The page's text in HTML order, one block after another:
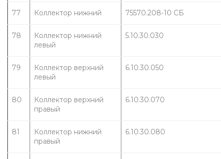
77 Коллектор нижний 75570.208-10 СБ
78
Коллектор нижний
левый
5.10.30.030
79
Коллектор верхний
левый
6.10.30.050
80
Коллектор верхний
правый
6.10.30.070
81
Коллектор нижний
правый
6.10.30.080